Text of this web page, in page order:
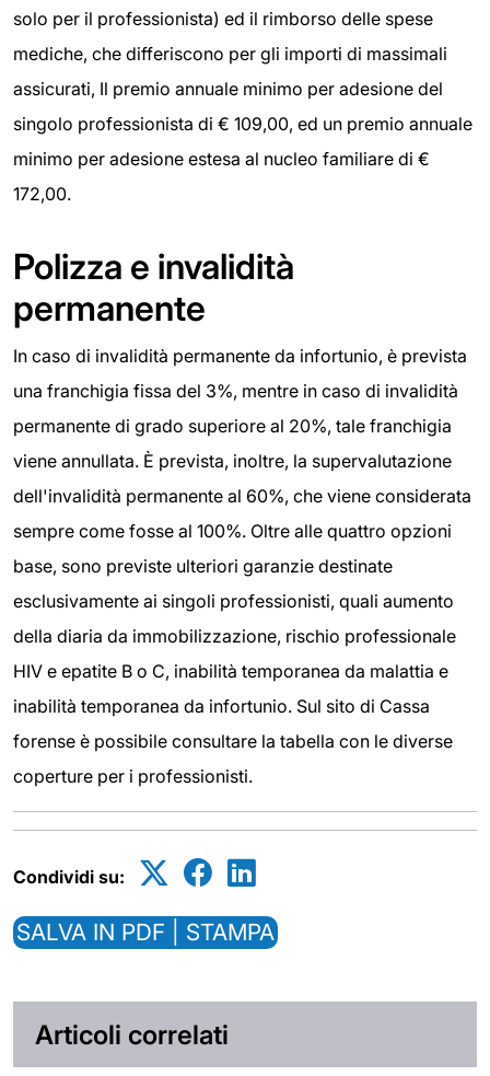
solo per il professionista) ed il rimborso delle spese
mediche, che differiscono per gli importi di massimali
assicurati, Il premio annuale minimo per adesione del
singolo professionista di € 109,00, ed un premio annuale
minimo per adesione estesa al nucleo familiare di €
172,00.
Polizza e invalidità
permanente
In caso di invalidità permanente da infortunio, è prevista
una franchigia fissa del 3%, mentre in caso di invalidità
permanente di grado superiore al 20%, tale franchigia
viene annullata. È prevista, inoltre, la supervalutazione
dell'invalidità permanente al 60%, che viene considerata
sempre come fosse al 100%. Oltre alle quattro opzioni
base, sono previste ulteriori garanzie destinate
esclusivamente ai singoli professionisti, quali aumento
della diaria da immobilizzazione, rischio professionale
HIV e epatite B o C, inabilità temporanea da malattia e
inabilità temporanea da infortunio. Sul sito di Cassa
forense è possibile consultare la tabella con le diverse
coperture per i professionisti.
Condividi su:
SALVA IN PDF | STAMPA
Articoli correlati